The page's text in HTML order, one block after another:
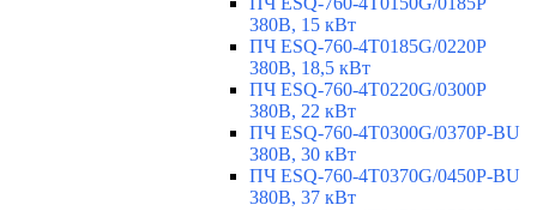
380В, 15 кВт
ПЧ ESQ-760-4T0185G/0220P
380В, 18,5 кВт
ПЧ ESQ-760-4T0220G/0300P
380В, 22 кВт
ПЧ ESQ-760-4T0300G/0370P-BU
380В, 30 кВт
ПЧ ESQ-760-4T0370G/0450P-BU
380В, 37 кВт